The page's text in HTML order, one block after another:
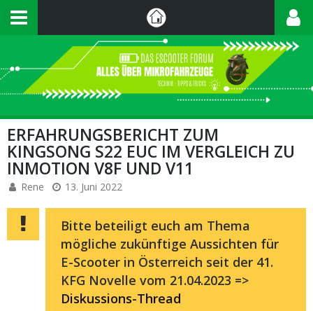
ERFAHRUNGSBERICHT ZUM
KINGSONG S22 EUC IM VERGLEICH ZU
INMOTION V8F UND V11
Rene 13. Juni 2022
Bitte beteiligt euch am Thema
mögliche zukünftige Aussichten für
E-Scooter in Österreich seit der 41.
KFG Novelle vom 21.04.2023 =>
Diskussions-Thread